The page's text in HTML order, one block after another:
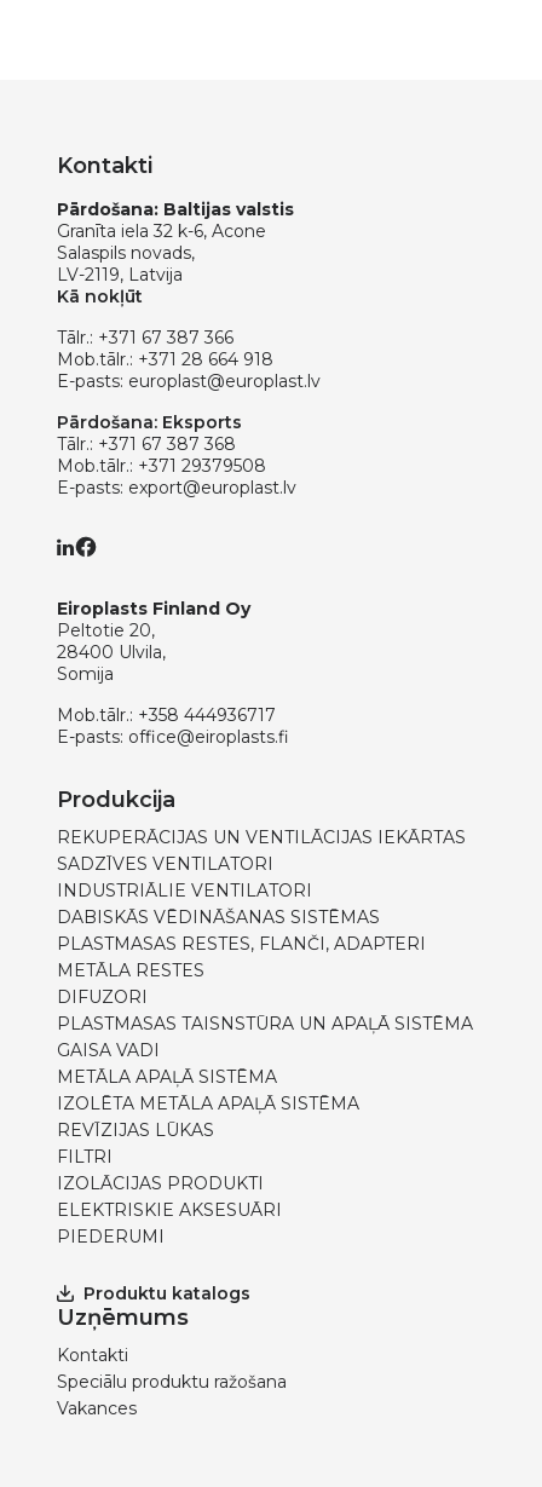
Kontakti
Pārdošana: Baltijas valstis
Granīta iela 32 k-6, Acone
Salaspils novads,
LV-2119, Latvija
Kā nokļūt
Tālr.: +371 67 387 366
Mob.tālr.: +371 28 664 918
E-pasts: europlast@europlast.lv
Pārdošana: Eksports
Tālr.: +371 67 387 368
Mob.tālr.: +371 29379508
E-pasts: export@europlast.lv
Eiroplasts Finland Oy
Peltotie 20,
28400 Ulvila,
Somija
Mob.tālr.: +358 444936717
E-pasts: office@eiroplasts.fi
Produkcija
REKUPERĀCIJAS UN VENTILĀCIJAS IEKĀRTAS
SADZĪVES VENTILATORI
INDUSTRIĀLIE VENTILATORI
DABISKĀS VĒDINĀŠANAS SISTĒMAS
PLASTMASAS RESTES, FLANČI, ADAPTERI
METĀLA RESTES
DIFUZORI
PLASTMASAS TAISNSTŪRA UN APAĻĀ SISTĒMA
GAISA VADI
METĀLA APAĻĀ SISTĒMA
IZOLĒTA METĀLA APAĻĀ SISTĒMA
REVĪZIJAS LŪKAS
FILTRI
IZOLĀCIJAS PRODUKTI
ELEKTRISKIE AKSESUĀRI
PIEDERUMI
Produktu katalogs
Uzņēmums
Kontakti
Speciālu produktu ražošana
Vakances